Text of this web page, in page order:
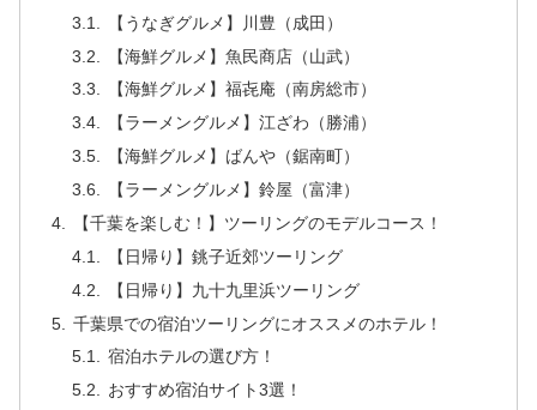
【うなぎグルメ】川豊（成田）
【海鮮グルメ】魚民商店（山武）
【海鮮グルメ】福㐂庵（南房総市）
【ラーメングルメ】江ざわ（勝浦）
【海鮮グルメ】ばんや（鋸南町）
【ラーメングルメ】鈴屋（富津）
【千葉を楽しむ！】ツーリングのモデルコース！
【日帰り】銚子近郊ツーリング
【日帰り】九十九里浜ツーリング
千葉県での宿泊ツーリングにオススメのホテル！
宿泊ホテルの選び方！
おすすめ宿泊サイト3選！